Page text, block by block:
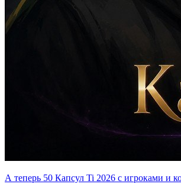
А теперь 50 Капсул Ti 2026 с игроками и